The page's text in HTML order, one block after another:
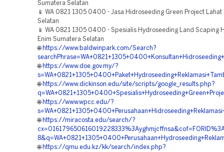
Sumatera Selatan
📱 WA 0821 1305 0400 - Jasa Hidroseeding Green Project Lahat
Selatan
📱 WA 0821 1305 0400 - Spesialis Hydroseeding Land Scaping
Enim Sumatera Selatan
🌐 https://www.baldwinpark.com/Search?
🌐 https://www.doe.gov.my/?
🌐 https://www.dickinson.edu/site/scripts/google_results.php?
🌐 https://www.wpcc.edu/?
🌐 https://miracosta.edu/search/?
🌐 https://qmu.edu.kz/kk/search/index.php?